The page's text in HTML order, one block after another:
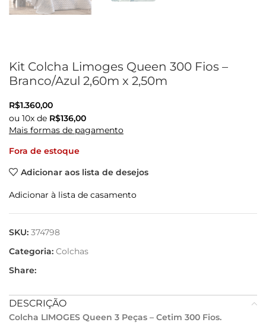
Kit Colcha Limoges Queen 300 Fios –
Branco/Azul 2,60m x 2,50m
R$1.360,00
ou 10x de R$136,00
Mais formas de pagamento
Fora de estoque
Adicionar aos lista de desejos
Adicionar à lista de casamento
SKU: 374798
Categoria: Colchas
Share:
DESCRIÇÃO
Colcha LIMOGES Queen 3 Peças – Cetim 300 Fios.